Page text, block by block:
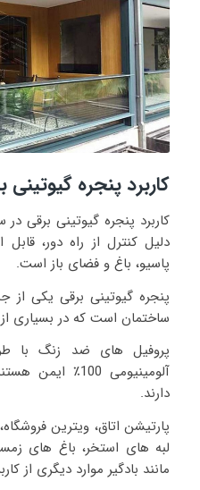
کاربردپنجره گیوتینی
کاربرد پنجره گیوتینی برقی
دلیل کنترل از راه دور،
پاسیو، باغ و فضای باز است.
پنجره گیوتینی برقی یکی از
ساختمان است که در بسیاری از
پروفیل های ضد زنگ با
آلومینیومی
دارند.
پارتیشن اتاق، ویترین
لبه های استخر، باغ های
مانند بادگیر موارد دیگری از